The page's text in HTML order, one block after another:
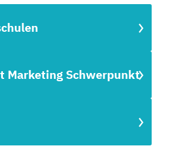
Marketing Schwerpunkt